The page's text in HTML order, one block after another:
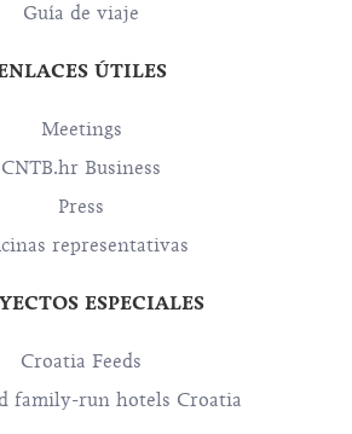
Guía de viaje
ÚTILES
Meetings
CNTB.hr Business
Press
representativas
ESPECIALES
Croatia Feeds
family-run hotels Croatia